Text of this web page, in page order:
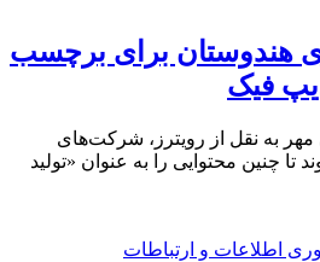
هندوستان برای برچسب
فیک
به نقل از رویترز، شرکت‌های
چنین محتوایی را به عنوان «تولید
اطلاعات و ارتباطات